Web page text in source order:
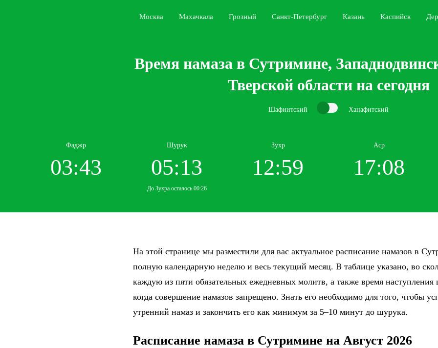
Москва Махачкала Грозный Санкт-Петербург Казань Каспийск
Время намаза в Сутримине,
Тверской области на сегодня
Шафиитский Ханафитский
Фаджр
03:43
Шурук
05:13
До Зухра осталось 00:26
Зухр
12:59
Аср
17:08
На этой странице мы разместили для вас актуальное расписание намазов в
полную календарную неделю и весь текущий месяц. В таблице указано, во
каждую из пяти обязательных ежедневных молитв, а также время
когда совершение намазов запрещено. Знать его необходимо для того, чтобы
утренний намаз и закончить его как минимум за 5–10 минут до шурука.
Расписание намаза в Сутримине на Август 2026